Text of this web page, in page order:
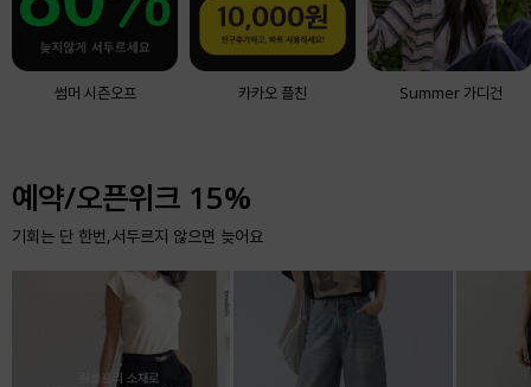
썸머 시즌오프 카카오 플친 Summer 가디건
예약/오픈위크 15%
기회는 단 한번,서두르지 않으면 늦어요